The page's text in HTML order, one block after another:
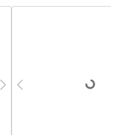
NextPrevious